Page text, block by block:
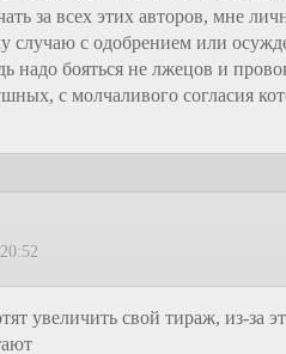
за всех этих авторов, мне
с одобрением или
надо бояться не лжецов и
с молчаливого согласия
увеличить свой тираж, из-за